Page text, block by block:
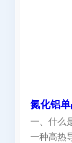
氮化铝
一、什么
一种高热